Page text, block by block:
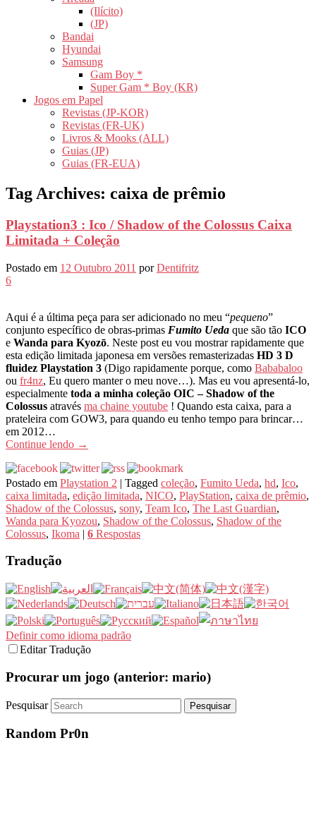
(Ilícito)
(JP)
Bandai
Hyundai
Samsung
Gam Boy *
Super Gam * Boy (KR)
Jogos em Papel
Revistas (JP-KOR)
Revistas (FR-UK)
Livros & Mooks (ALL)
Guias (JP)
Guias (FR-EUA)
Tag Archives: caixa de prêmio
Playstation3 : Ico / Shadow of the Colossus Caixa
Limitada + Coleção
Postado em 12 Outubro 2011 porDentifritz
6
Aqui é a última peça para ser adicionado no meu “pequeno”
conjunto específico de obras-primas Fumito Ueda que são tão ICO
e Wanda para Kyozō. Neste post eu vou mostrar rapidamente que
esta edição limitada japonesa em versões remasterizadas HD 3 D ​​
fluidez Playstation 3 (Digo rapidamente porque, como Bababaloo
ou fr4nz, Eu quero manter o meu nove…). Mas eu vou apresentá-lo,
especialmente toda a minha coleção OIC – Shadow of the
Colossus através ma chaine youtube ! Quando esta caixa, para a
prateleira com GOW3, para quando eu tenho tempo para brincar…
em 2012…
Continue lendo →
Postado em Playstation 2 | Tagged coleção, Fumito Ueda, hd, Ico,
caixa limitada, edição limitada, NICO, PlayStation, caixa de prêmio,
Shadow of the Colossus, sony, Team Ico, The Last Guardian,
Wanda para Kyozou, Shadow of the Colossus, Shadow of the
Colossus, Ikoma | 6 Respostas
Tradução
Definir como idioma padrão
Editar Tradução
Procurar um jogo (anterior: mario)
Pesquisar
Random Pr0n